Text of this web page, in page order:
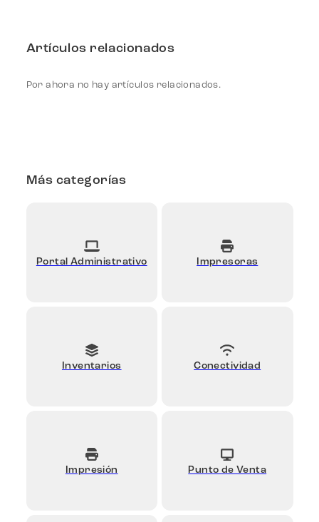
Artículos relacionados
Por ahora no hay artículos relacionados.
Más categorías
Portal Administrativo Impresoras
Inventarios Conectividad
Impresión Punto de Venta